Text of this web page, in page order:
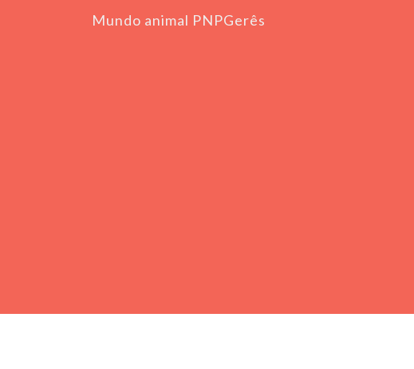
Mundo animal PNPGerês